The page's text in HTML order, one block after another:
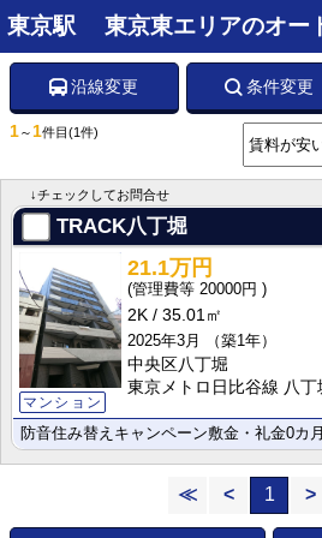
東京駅 東京東エリアのオー
沿線変更 条件変更
1～1件目 (1件)
↓チェックしてお問合せ
TRACK八丁堀
マンション
21.1万円
20000円
2K
35.01㎡
2025年3月
（築1年）
中央区八丁堀
東京メトロ日比谷線 八
防音住み替えキャンペーン敷金・礼金0カ
≪ < 1 >